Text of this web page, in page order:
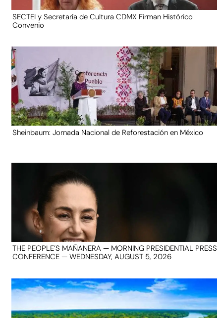
SECTEI y Secretaría de Cultura CDMX Firman Histórico
Convenio
Sheinbaum: Jornada Nacional de Reforestación en México
THE PEOPLE’S MAÑANERA — MORNING PRESIDENTIAL PRESS
CONFERENCE — WEDNESDAY, AUGUST 5, 2026